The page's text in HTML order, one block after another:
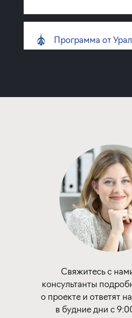
Программа от
Подать заявку
Программа от ВТБ
Покупка квартиры в
от 19,50%
от 20%
срок
до 30 лет
платёж
763 773
Свяжитесь с
консультанты
о проекте и ответят
в будние дни с